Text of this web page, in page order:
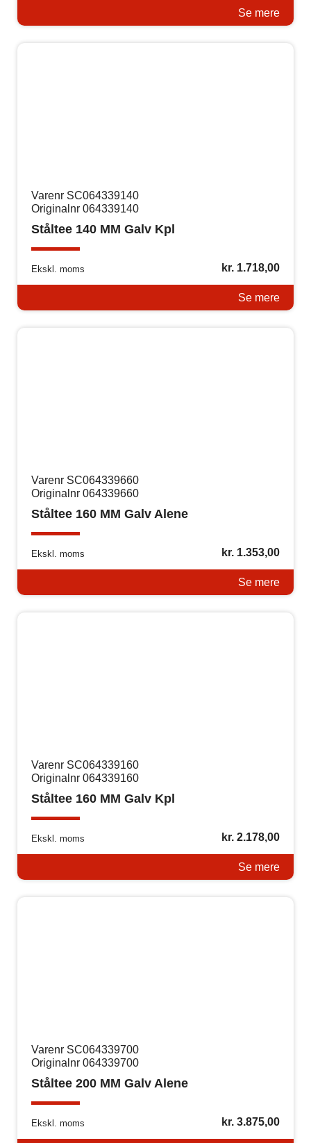
Se mere
Varenr SC064339140
Originalnr 064339140
Ståltee 140 MM Galv Kpl
Ekskl. moms kr.1.718,00
Se mere
Varenr SC064339660
Originalnr 064339660
Ståltee 160 MM Galv Alene
Ekskl. moms kr.1.353,00
Se mere
Varenr SC064339160
Originalnr 064339160
Ståltee 160 MM Galv Kpl
Ekskl. moms kr.2.178,00
Se mere
Varenr SC064339700
Originalnr 064339700
Ståltee 200 MM Galv Alene
Ekskl. moms kr.3.875,00